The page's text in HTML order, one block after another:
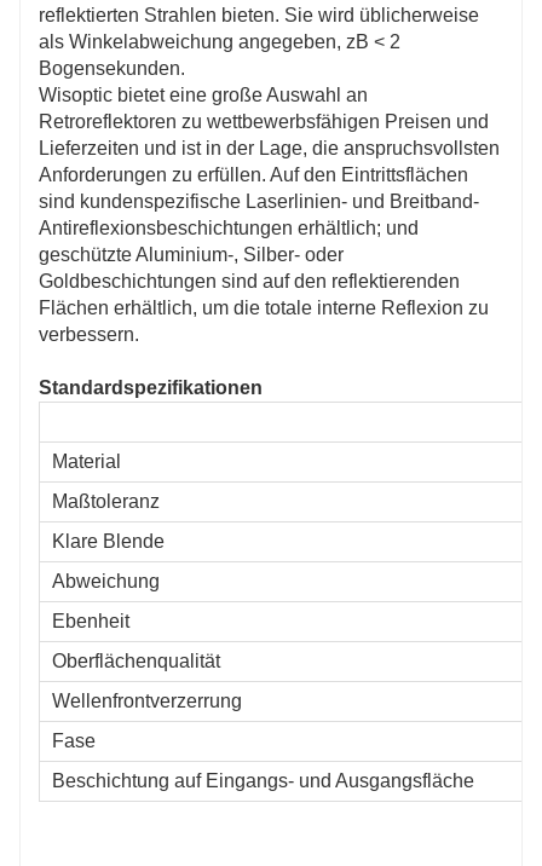
reflektierten Strahlen bieten. Sie wird üblicherweise
als Winkelabweichung angegeben, zB < 2
Bogensekunden.
Wisoptic bietet eine große Auswahl an
Retroreflektoren zu wettbewerbsfähigen Preisen und
Lieferzeiten und ist in der Lage, die anspruchsvollsten
Anforderungen zu erfüllen. Auf den Eintrittsflächen
sind kundenspezifische Laserlinien- und Breitband-
Antireflexionsbeschichtungen erhältlich; und
geschützte Aluminium-, Silber- oder
Goldbeschichtungen sind auf den reflektierenden
Flächen erhältlich, um die totale interne Reflexion zu
verbessern.
Standardspezifikationen
Material
Maßtoleranz
Klare Blende
Abweichung
Ebenheit
Oberflächenqualität
Wellenfrontverzerrung
Fase
Beschichtung auf Eingangs- und Ausgangsfläche